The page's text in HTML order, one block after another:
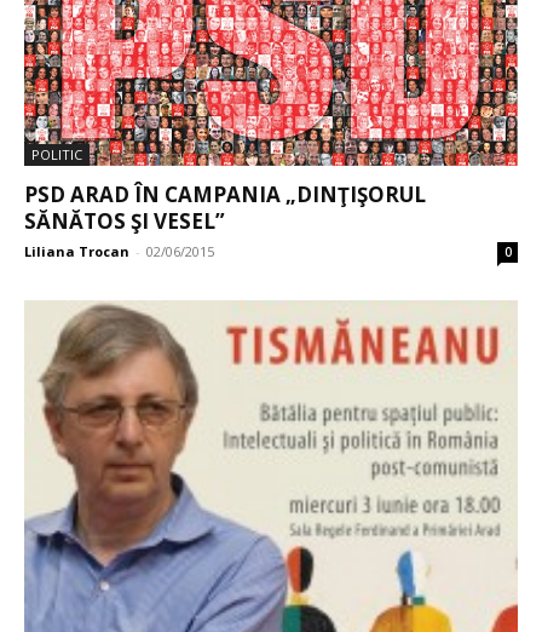
POLITIC
PSD ARAD ÎN CAMPANIA „DINŢIŞORUL
SĂNĂTOS ŞI VESEL”
Liliana Trocan - 02/06/2015 0